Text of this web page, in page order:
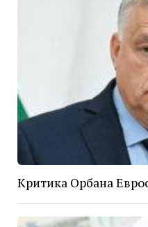
Критика Орбана